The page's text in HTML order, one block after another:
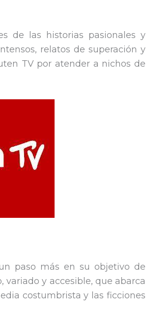
de las historias pasionales y
relatos de superación y
TV por atender a nichos de
paso más en su objetivo de
y accesible, que abarca
costumbrista y las ficciones